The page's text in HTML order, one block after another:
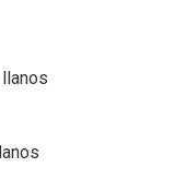
m. llanos
llanos